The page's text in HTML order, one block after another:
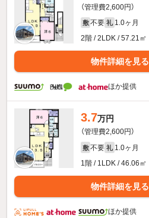
（管理費2,600円）
敷 不要 礼 1.0ヶ月
2階 / 2LDK / 57.21㎡
物件詳細を見る
ほか提供
3.7万円
（管理費2,600円）
敷 不要 礼 1.0ヶ月
1階 / 1LDK / 46.06㎡
物件詳細を見る
ほか提供